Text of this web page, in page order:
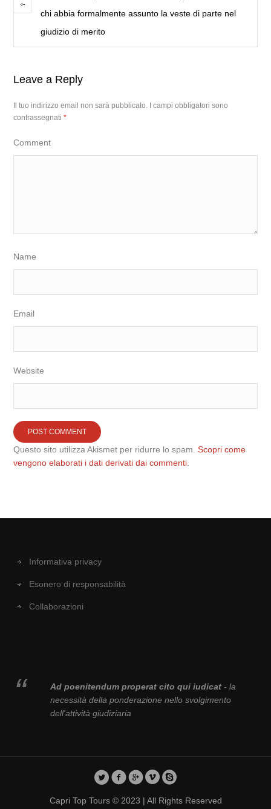
chi abbia formalmente assunto la veste di parte nel
giudizio di merito
Leave a Reply
Il tuo indirizzo email non sarà pubblicato.
I campi obbligatori sono
contrassegnati*
Comment
Name
Email
Website
Questo sito utilizza Akismet per ridurre lo spam.Scopri come
vengono elaborati i dati derivati dai commenti
Informativa privacy
Esonero di responsabilità
Collaborazioni
Ad poenitendum properat cito qui iudicat- la
necessità della ponderazione nello svolgimento
dell'attività giudiziaria
Capri Top Tours © 2023 | All Rights Reserved